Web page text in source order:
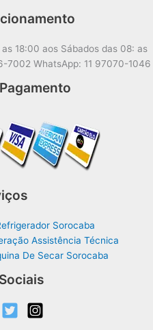
18:00 aos Sábados das 08: as
7002 WhatsApp: 11 97070-1046
Sorocaba
Assistência Técnica
De Secar Sorocaba